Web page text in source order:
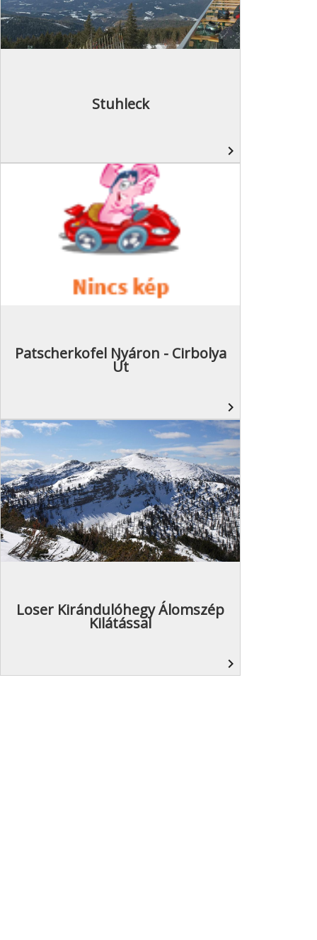
Stuhleck
navigate_next
Patscherkofel Nyáron - Cirbolya
Út
navigate_next
Loser Kirándulóhegy Álomszép
Kilátással
navigate_next